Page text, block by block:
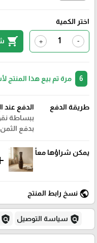
اختر الكمية
-
+
shopping_cart
مرة تم بيع هذا المنتج
طريقة الدفع
الدفع عند
ببساطة
بدفع
يمكن شراؤها معاً
public نسخ رابط المنتج
policy سياسة التوصيل policy